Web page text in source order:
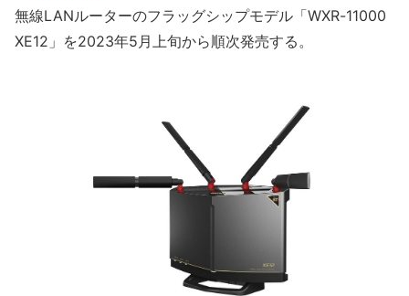
無線LANルーターのフラッグシップモデル「WXR-11000
XE12」を2023年5月上旬から順次発売する。